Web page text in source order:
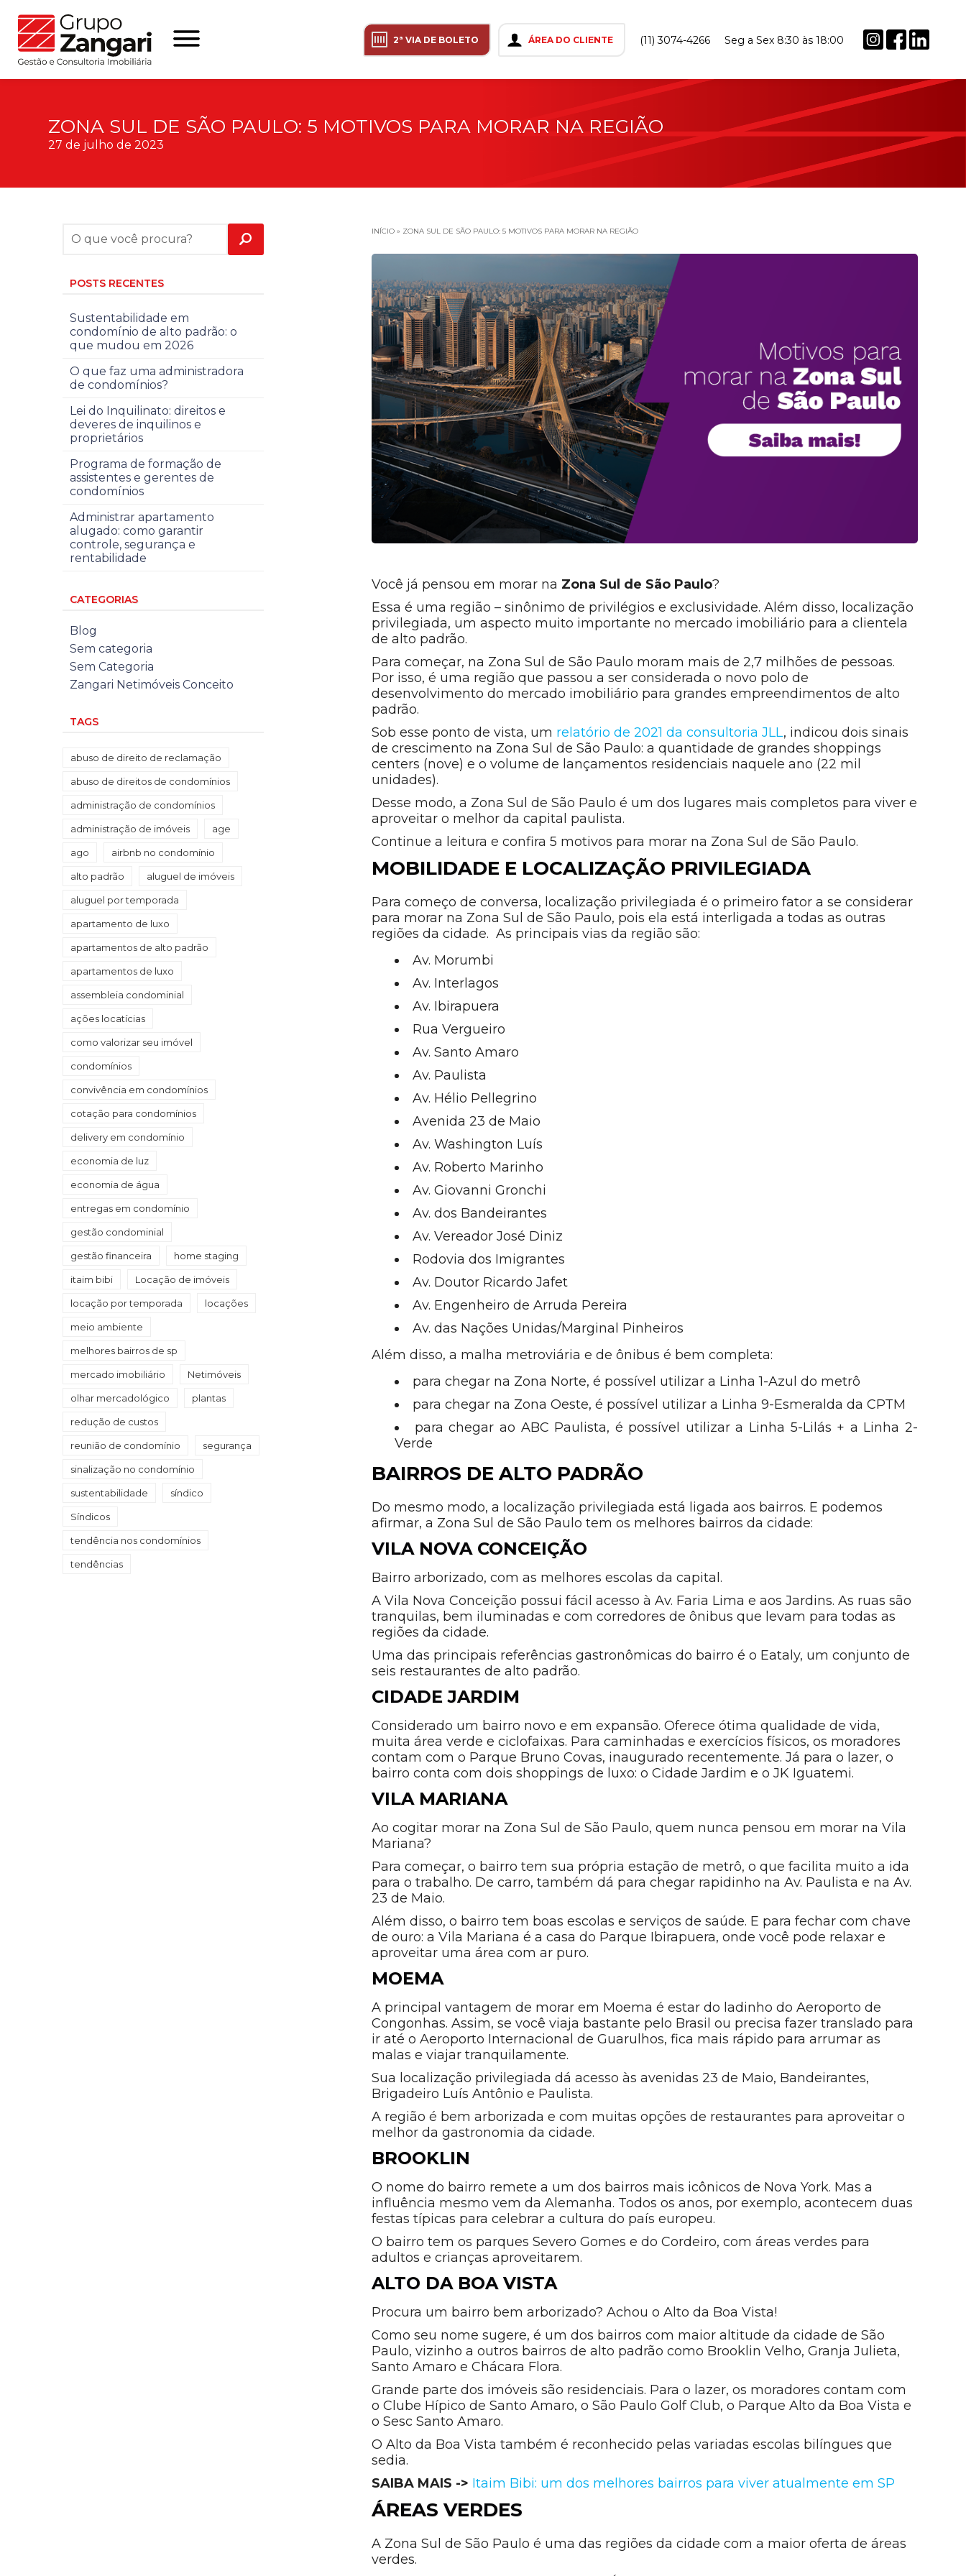
2ª VIA DE BOLETO ÁREA DO CLIENTE (11) 3074-4266 Seg a Sex 8:30 às 18:00
ZONA SUL DE SÃO PAULO: 5 MOTIVOS PARA MORAR NA REGIÃO
27 de julho de 2023
INÍCIO » ZONA SUL DE SÃO PAULO: 5 MOTIVOS PARA MORAR NA REGIÃO
Você já pensou em morar na Zona Sul de São Paulo?
Essa é uma região – sinônimo de privilégios e exclusividade. Além disso, localização
privilegiada, um aspecto muito importante no mercado imobiliário para a clientela
de alto padrão.
Para começar, na Zona Sul de São Paulo moram mais de 2,7 milhões de pessoas.
Por isso, é uma região que passou a ser considerada o novo polo de
desenvolvimento do mercado imobiliário para grandes empreendimentos de alto
padrão.
Sob esse ponto de vista, um relatório de 2021 da consultoria JLL, indicou dois sinais
de crescimento na Zona Sul de São Paulo: a quantidade de grandes shoppings
centers (nove) e o volume de lançamentos residenciais naquele ano (22 mil
unidades).
Desse modo, a Zona Sul de São Paulo é um dos lugares mais completos para viver e
aproveitar o melhor da capital paulista.
Continue a leitura e confira 5 motivos para morar na Zona Sul de São Paulo.
MOBILIDADE E LOCALIZAÇÃO PRIVILEGIADA
Para começo de conversa, localização privilegiada é o primeiro fator a se considerar
para morar na Zona Sul de São Paulo, pois ela está interligada a todas as outras
regiões da cidade. As principais vias da região são:
Av. Morumbi
Av. Interlagos
Av. Ibirapuera
Rua Vergueiro
Av. Santo Amaro
Av. Paulista
Av. Hélio Pellegrino
Avenida 23 de Maio
Av. Washington Luís
Av. Roberto Marinho
Av. Giovanni Gronchi
Av. dos Bandeirantes
Av. Vereador José Diniz
Rodovia dos Imigrantes
Av. Doutor Ricardo Jafet
Av. Engenheiro de Arruda Pereira
Av. das Nações Unidas/Marginal Pinheiros
Além disso, a malha metroviária e de ônibus é bem completa:
para chegar na Zona Norte, é possível utilizar a Linha 1-Azul do metrô
para chegar na Zona Oeste, é possível utilizar a Linha 9-Esmeralda da CPTM
para chegar ao ABC Paulista, é possível utilizar a Linha 5-Lilás + a Linha 2-
Verde
BAIRROS DE ALTO PADRÃO
Do mesmo modo, a localização privilegiada está ligada aos bairros. E podemos
afirmar, a Zona Sul de São Paulo tem os melhores bairros da cidade:
VILA NOVA CONCEIÇÃO
Bairro arborizado, com as melhores escolas da capital.
A Vila Nova Conceição possui fácil acesso à Av. Faria Lima e aos Jardins. As ruas são
tranquilas, bem iluminadas e com corredores de ônibus que levam para todas as
regiões da cidade.
Uma das principais referências gastronômicas do bairro é o Eataly, um conjunto de
seis restaurantes de alto padrão.
CIDADE JARDIM
Considerado um bairro novo e em expansão. Oferece ótima qualidade de vida,
muita área verde e ciclofaixas. Para caminhadas e exercícios físicos, os moradores
contam com o Parque Bruno Covas, inaugurado recentemente. Já para o lazer, o
bairro conta com dois shoppings de luxo: o Cidade Jardim e o JK Iguatemi.
VILA MARIANA
Ao cogitar morar na Zona Sul de São Paulo, quem nunca pensou em morar na Vila
Mariana?
Para começar, o bairro tem sua própria estação de metrô, o que facilita muito a ida
para o trabalho. De carro, também dá para chegar rapidinho na Av. Paulista e na Av.
23 de Maio.
Além disso, o bairro tem boas escolas e serviços de saúde. E para fechar com chave
de ouro: a Vila Mariana é a casa do Parque Ibirapuera, onde você pode relaxar e
aproveitar uma área com ar puro.
MOEMA
A principal vantagem de morar em Moema é estar do ladinho do Aeroporto de
Congonhas. Assim, se você viaja bastante pelo Brasil ou precisa fazer translado para
ir até o Aeroporto Internacional de Guarulhos, fica mais rápido para arrumar as
malas e viajar tranquilamente.
Sua localização privilegiada dá acesso às avenidas 23 de Maio, Bandeirantes,
Brigadeiro Luís Antônio e Paulista.
A região é bem arborizada e com muitas opções de restaurantes para aproveitar o
melhor da gastronomia da cidade.
BROOKLIN
O nome do bairro remete a um dos bairros mais icônicos de Nova York. Mas a
influência mesmo vem da Alemanha. Todos os anos, por exemplo, acontecem duas
festas típicas para celebrar a cultura do país europeu.
O bairro tem os parques Severo Gomes e do Cordeiro, com áreas verdes para
adultos e crianças aproveitarem.
ALTO DA BOA VISTA
Procura um bairro bem arborizado? Achou o Alto da Boa Vista!
Como seu nome sugere, é um dos bairros com maior altitude da cidade de São
Paulo, vizinho a outros bairros de alto padrão como Brooklin Velho, Granja Julieta,
Santo Amaro e Chácara Flora.
Grande parte dos imóveis são residenciais. Para o lazer, os moradores contam com
o Clube Hípico de Santo Amaro, o São Paulo Golf Club, o Parque Alto da Boa Vista e
o Sesc Santo Amaro.
O Alto da Boa Vista também é reconhecido pelas variadas escolas bilíngues que
sedia.
SAIBA MAIS -> Itaim Bibi: um dos melhores bairros para viver atualmente em SP
ÁREAS VERDES
A Zona Sul de São Paulo é uma das regiões da cidade com a maior oferta de áreas
verdes.
POSTS RECENTES
Sustentabilidade em
condomínio de alto padrão: o
que mudou em 2026
O que faz uma administradora
de condomínios?
Lei do Inquilinato: direitos e
deveres de inquilinos e
proprietários
Programa de formação de
assistentes e gerentes de
condomínios
Administrar apartamento
alugado: como garantir
controle, segurança e
rentabilidade
CATEGORIAS
Blog
Sem categoria
Sem Categoria
Zangari Netimóveis Conceito
TAGS
abuso de direito de reclamação
abuso de direitos de condomínios
administração de condomínios
administração de imóveis age
ago airbnb no condomínio
alto padrão aluguel de imóveis
aluguel por temporada
apartamento de luxo
apartamentos de alto padrão
apartamentos de luxo
assembleia condominial
ações locatícias
como valorizar seu imóvel
condomínios
convivência em condomínios
cotação para condomínios
delivery em condomínio
economia de luz
economia de água
entregas em condomínio
gestão condominial
gestão financeira home staging
itaim bibi Locação de imóveis
locação por temporada locações
meio ambiente
melhores bairros de sp
mercado imobiliário Netimóveis
olhar mercadológico plantas
redução de custos
reunião de condomínio segurança
sinalização no condomínio
sustentabilidade síndico
Síndicos
tendência nos condomínios
tendências